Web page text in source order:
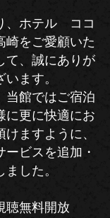
、ホテル ココ
崎をご愛顧いた
て、誠にありが
います。
当館ではご宿泊
に更に快適にお
けますように、
ービスを追加・
した。
聴無料開放